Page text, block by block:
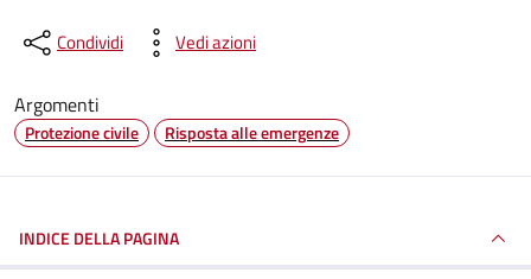
Condividi Vedi azioni
Argomenti
Protezione civile Risposta alle emergenze
INDICE DELLA PAGINA